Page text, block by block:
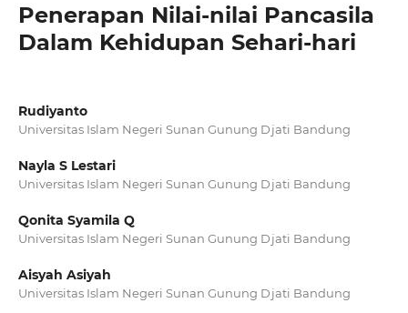
Penerapan Nilai-nilai Pancasila
Dalam Kehidupan Sehari-hari
Rudiyanto
Universitas Islam Negeri Sunan Gunung Djati Bandung
Nayla S Lestari
Universitas Islam Negeri Sunan Gunung Djati Bandung
Qonita Syamila Q
Universitas Islam Negeri Sunan Gunung Djati Bandung
Aisyah Asiyah
Universitas Islam Negeri Sunan Gunung Djati Bandung